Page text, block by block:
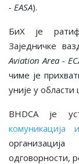
- EASA).
БиХ је
Заједничке
Aviation Area -
чиме је
уније у области
BHDCA је
комуникација
одговорности,